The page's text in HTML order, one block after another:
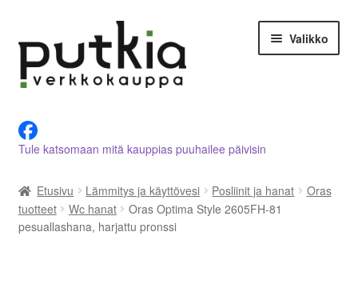
navigointiin
sisältöön
Valikko
Tietoja meistä
Asiakastilini
Ostoskori
Tule katsomaan mitä kauppias puuhailee päivisin
Etusivu Lämmitys ja käyttövesi Posliinit ja hanat
Oras
tuotteet
Wc hanat
Oras Optima Style 2605FH-81
pesuallashana, harjattu pronssi